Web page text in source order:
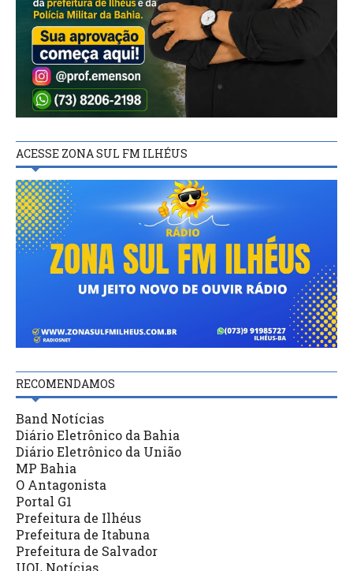
ACESSE ZONA SUL FM ILHÉUS
RECOMENDAMOS
Band Notícias
Diário Eletrônico da Bahia
Diário Eletrônico da União
MP Bahia
O Antagonista
Portal G1
Prefeitura de Ilhéus
Prefeitura de Itabuna
Prefeitura de Salvador
UOL Notícias